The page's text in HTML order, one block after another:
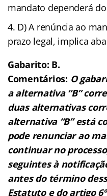
mandato dependerá
D) A renúncia ao
prazo legal, implica
Gabarito: B.
Comentários: O
a alternativa “B”
duas alternativas
alternativa “B” está
pode renunciar ao
continuar no
seguintes à
antes do término
Estatuto e do artigo